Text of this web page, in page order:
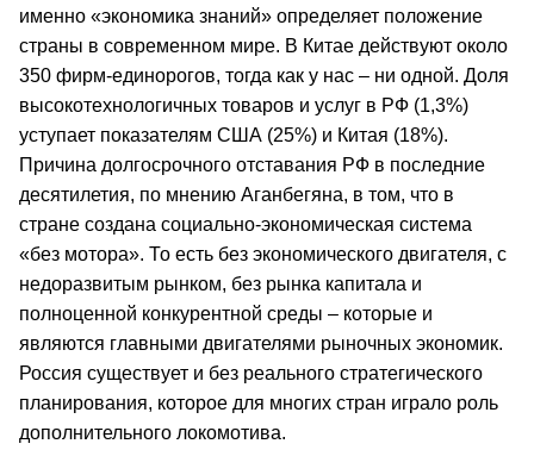
именно «экономика знаний» определяет положение
страны в современном мире. В Китае действуют около
350 фирм-единорогов, тогда как у нас – ни одной. Доля
высокотехнологичных товаров и услуг в РФ (1,3%)
уступает показателям США (25%) и Китая (18%).
Причина долгосрочного отставания РФ в последние
десятилетия, по мнению Аганбегяна, в том, что в
стране создана социально-экономическая система
«без мотора». То есть без экономического двигателя, с
недоразвитым рынком, без рынка капитала и
полноценной конкурентной среды – которые и
являются главными двигателями рыночных экономик.
Россия существует и без реального стратегического
планирования, которое для многих стран играло роль
дополнительного локомотива.